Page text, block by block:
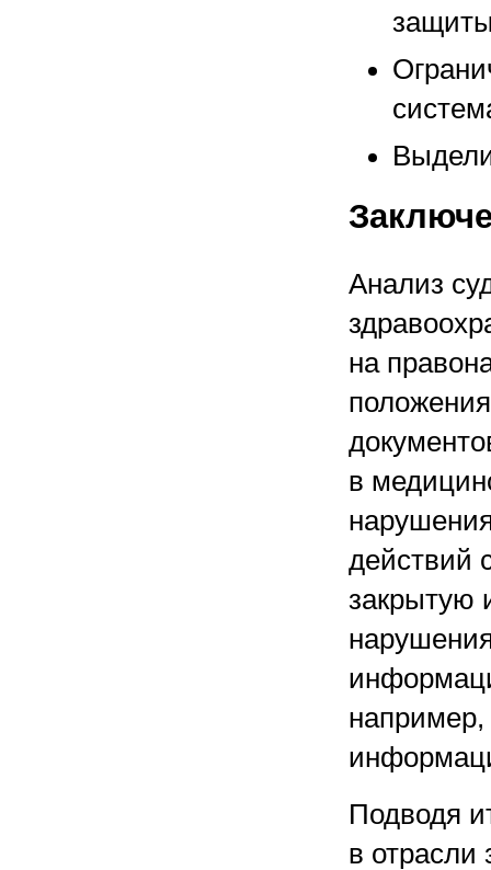
Анализ
на
в
действий
закрытую
Подводя
в отрасли